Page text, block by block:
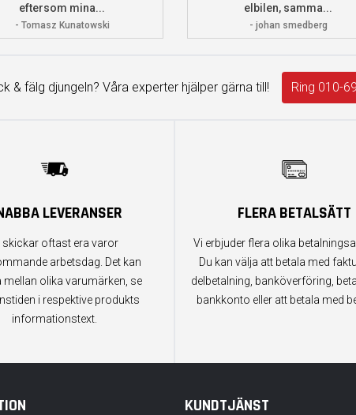
eftersom mina...
- Tomasz Kunatowski
elbilen, samma...
- johan smedberg
& fälg djungeln? Våra experter hjälper gärna till! Ring 010-
LEVERANSER
skickar oftast era varor
arbetsdag. Det kan
mellan olika varumärken, se
i respektive produkts
informationstext.
FLERA BETALSÄTT
Vi erbjuder flera olika
Du kan välja att betala med
delbetalning, banköverföring,
bankkonto eller att betala med
KUNDTJÄNST